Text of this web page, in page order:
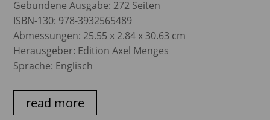
Gebundene Ausgabe: 272 Seiten
ISBN-130: 978-3932565489
Abmessungen: 25.55 x 2.84 x 30.63 cm
Herausgeber: Edition Axel Menges
Sprache: Englisch
read more